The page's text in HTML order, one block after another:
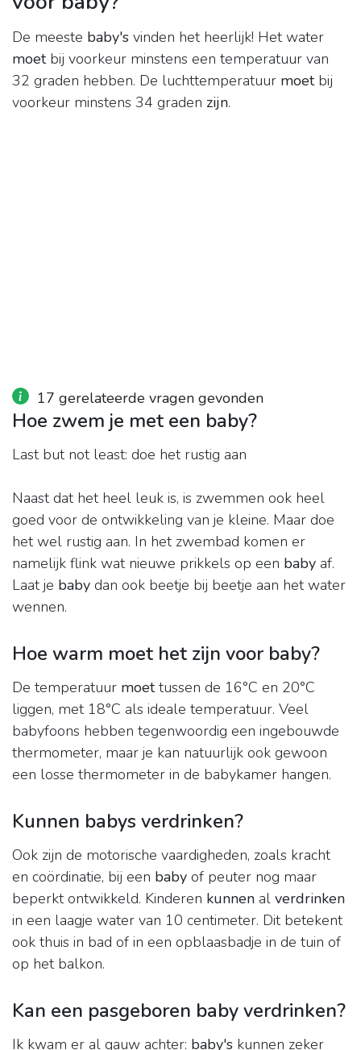
De meeste baby's vinden het heerlijk! Het water
moetbij voorkeur minstens een temperatuur van
32 graden hebben. De luchttemperatuur moetbij
voorkeur minstens 34 graden zijn.
17 gerelateerde vragen gevonden
Hoe zwem je met een baby?
Last but not least: doe het rustig aan
Naast dat het heel leuk is, is zwemmen ook heel
goed voor de ontwikkeling van je kleine. Maar doe
het wel rustig aan. In het zwembad komen er
namelijk flink wat nieuwe prikkels op een baby af.
Laat je baby dan ook beetje bij beetje aan het water
wennen.
Hoe warm moet het zijn voor baby?
De temperatuur moettussen de 16°C en 20°C
liggen, met 18°C als ideale temperatuur. Veel
babyfoons hebben tegenwoordig een ingebouwde
thermometer, maar je kan natuurlijk ook gewoon
een losse thermometer in de babykamer hangen.
Kunnen babys verdrinken?
Ook zijn de motorische vaardigheden, zoals kracht
en coördinatie, bij een baby of peuter nog maar
beperkt ontwikkeld. Kinderen kunnen al verdrinken
in een laagje water van 10 centimeter. Dit betekent
ook thuis in bad of in een opblaasbadje in de tuin of
op het balkon.
Kan een pasgeboren baby verdrinken?
Ik kwam er al gauw achter: baby's kunnen zeker